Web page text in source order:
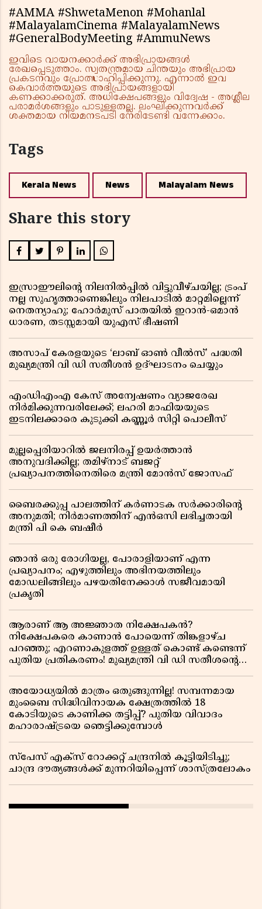
#AMMA #ShwetaMenon #Mohanlal
#MalayalamCinema #MalayalamNews
#GeneralBodyMeeting #AmmuNews
ഇവിടെ വായനക്കാർക്ക് അഭിപ്രായങ്ങൾ
രേഖപ്പെടുത്താം. സ്വതന്ത്രമായ ചിന്തയും അഭിപ്രായ
പ്രകടനവും പ്രോത്സാഹിപ്പിക്കുന്നു. എന്നാൽ ഇവ
കെവാർത്തയുടെ അഭിപ്രായങ്ങളായി
കണക്കാക്കരുത്. അധിക്ഷേപങ്ങളും വിദ്വേഷ - അശ്ലീല
പരാമർശങ്ങളും പാടുള്ളതല്ല. ലംഘിക്കുന്നവർക്ക്
ശക്തമായ നിയമനടപടി നേരിടേണ്ടി വന്നേക്കാം.
Tags
Kerala News News Malayalam News
Share this story
ഇസ്രാഈലിന്റെ നിലനിൽപ്പിൽ വിട്ടുവീഴ്ചയില്ല; ട്രംപ്
നല്ല സുഹൃത്താണെങ്കിലും നിലപാടിൽ മാറ്റമില്ലെന്ന്
നെതന്യാഹു; ഹോർമുസ് പാതയിൽ ഇറാൻ-ഒമാൻ
ധാരണ, തടസ്സമായി യുഎസ് ഭീഷണി
അസാപ് കേരളയുടെ ‘ലാബ് ഓൺ വീൽസ്’ പദ്ധതി
മുഖ്യമന്ത്രി വി ഡി സതീശൻ ഉദ്ഘാടനം ചെയ്യും
എംഡിഎംഎ കേസ് അന്വേഷണം വ്യാജരേഖ
നിർമിക്കുന്നവരിലേക്ക്; ലഹരി മാഫിയയുടെ
ഇടനിലക്കാരെ കുടുക്കി കണ്ണൂർ സിറ്റി പൊലീസ്
മുല്ലപ്പെരിയാറിൽ ജലനിരപ്പ് ഉയർത്താൻ
അനുവദിക്കില്ല; തമിഴ്നാട് ബജറ്റ്
പ്രഖ്യാപനത്തിനെതിരെ മന്ത്രി മോൻസ് ജോസഫ്
ബൈരക്കുപ്പ പാലത്തിന് കർണാടക സർക്കാരിൻ്റെ
അനുമതി; നിർമാണത്തിന് എൻഒസി ലഭിച്ചതായി
മന്ത്രി പി കെ ബഷീർ
ഞാൻ ഒരു രോഗിയല്ല, പോരാളിയാണ് എന്ന
പ്രഖ്യാപനം; എഴുത്തിലും അഭിനയത്തിലും
മോഡലിങ്ങിലും പഴയതിനേക്കാൾ സജീവമായി
പ്രകൃതി
ആരാണ് ആ അജ്ഞാത നിക്ഷേപകൻ?
നിക്ഷേപകരെ കാണാൻ പോയെന്ന് തിങ്കളാഴ്ച
പറഞ്ഞു; എറണാകുളത്ത് ഉള്ളത് കൊണ്ട് കണ്ടെന്ന്
പുതിയ പ്രതികരണം! മുഖ്യമന്ത്രി വി ഡി സതീശന്റെ
അയോധ്യയിൽ മാത്രം ഒതുങ്ങുന്നില്ല! സമ്പന്നമായ
മുംബൈ സിദ്ധിവിനായക ക്ഷേത്രത്തിൽ 18
കോടിയുടെ കാണിക്ക തട്ടിപ്പ്? പുതിയ വിവാദം
മഹാരാഷ്ട്രയെ ഞെട്ടിക്കുമ്പോൾ
സ്പേസ് എക്സ് റോക്കറ്റ് ചന്ദ്രനിൽ കൂട്ടിയിടിച്ചു;
ചാന്ദ്ര ദൗത്യങ്ങൾക്ക് മുന്നറിയിപ്പെന്ന് ശാസ്ത്രലോകം ​​​​​​​